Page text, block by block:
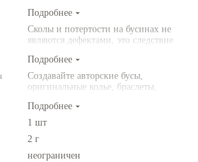
защищает от энергетического
"вампиризма" со стороны других
людей и способствет укреплению
Подробнее
Сколы и потертости на бусинах не
являются дефектами, это следствие
природного камня. Цвет и размер
товара может отличаться от
представленных на фото.
Подробнее
Создавайте авторские бусы,
оригинальные колье, браслеты,
Комбинируйте различные цвета и
размеры. Фантазируйте!
Подробнее
1 шт
2 г
неограничен